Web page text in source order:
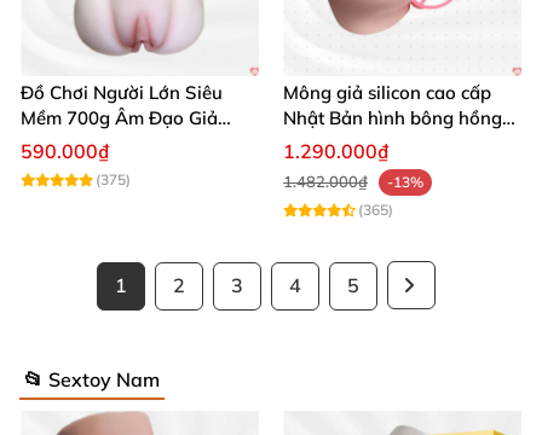
Đồ Chơi Người Lớn Siêu
Mềm 700g Âm Đạo Giả
Silicon Tự Sướng
590.000₫
(375)
Mông giả silicon cao cấp
Nhật Bản hình bông hồng
siêu thực
1.290.000₫
1.482.000₫
-13%
(365)
1 2 3 4 5
📂 Sextoy Nam